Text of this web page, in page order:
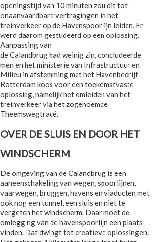
openingstijd van 10 minuten zou dit tot
onaanvaardbare vertragingen in het
treinverkeer op de Havenspoorlijn leiden. Er
werd daarom gestudeerd op een oplossing.
Aanpassing van
de Calandbrug had weinig zin, concludeerde
men en het ministerie van Infrastructuur en
Milieu in afstemming met het Havenbedrijf
Rotterdam koos voor een toekomstvaste
oplossing, namelijk het omleiden van het
treinverkeer via het zogenoemde
Theemswegtracé.
OVER DE SLUIS EN DOOR HET
WINDSCHERM
De omgeving van de Calandbrug is een
aaneenschakeling van wegen, spoorlijnen,
vaarwegen, bruggen, havens en viaducten met
ook nog een tunnel, een sluis en niet te
vergeten het windscherm. Daar moet de
omlegging van de havenspoorlijn een plaats
vinden. Dat dwingt tot creatieve oplossingen.